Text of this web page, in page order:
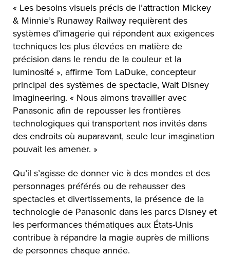
« Les besoins visuels précis de l’attraction Mickey
& Minnie’s Runaway Railway requièrent des
systèmes d’imagerie qui répondent aux exigences
techniques les plus élevées en matière de
précision dans le rendu de la couleur et la
luminosité », affirme Tom LaDuke, concepteur
principal des systèmes de spectacle, Walt Disney
Imagineering. « Nous aimons travailler avec
Panasonic afin de repousser les frontières
technologiques qui transportent nos invités dans
des endroits où auparavant, seule leur imagination
pouvait les amener. »
Qu’il s’agisse de donner vie à des mondes et des
personnages préférés ou de rehausser des
spectacles et divertissements, la présence de la
technologie de Panasonic dans les parcs Disney et
les performances thématiques aux États-Unis
contribue à répandre la magie auprès de millions
de personnes chaque année.